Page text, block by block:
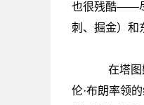
也很残酷——
刺、掘金）和
在塔图姆
伦·布朗率领